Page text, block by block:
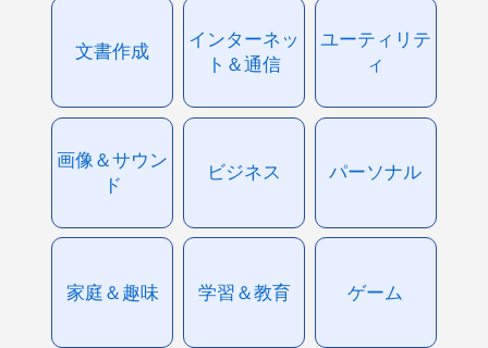
文書作成
インターネッ
ト＆通信
ユーティリテ
ィ
画像＆サウン
ド
ビジネス パーソナル
家庭＆趣味 学習＆教育 ゲーム